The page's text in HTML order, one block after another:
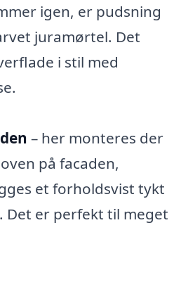
igen, er pudsning
juramørtel. Det
i stil med
– her monteres der
på facaden,
et forholdsvist tykt
Det er perfekt til meget